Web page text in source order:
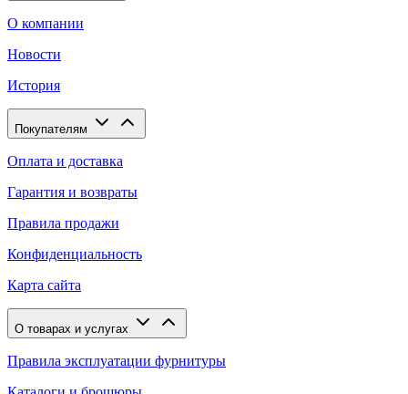
О компании
Новости
История
Покупателям
Оплата и доставка
Гарантия и возвраты
Правила продажи
Конфиденциальность
Карта сайта
О товарах и услугах
Правила эксплуатации фурнитуры